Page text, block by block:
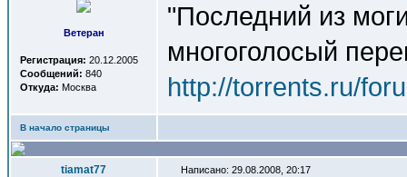
Ветеран
Регистрация: 20.12.2005
Сообщений: 840
Откуда: Москва
"Последний из
многоголосый
http://torrents.ru/
В начало страницы
tiamat77 Написано: 29.08.2008, 20:17